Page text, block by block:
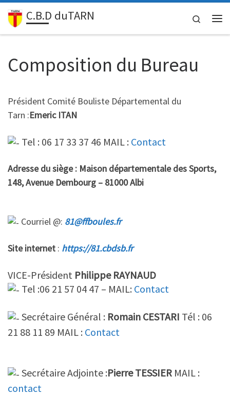
Passer au contenu
C.B.D duTARN
Search
Composition du Bureau
Président Comité Bouliste Départemental du
Tarn :Emeric ITAN
Tel : 06 17 33 37 46 MAIL : Contact
Adresse du siège : Maison départementale des Sports,
148, Avenue Dembourg – 81000 Albi
Courriel @: 81@ffboules.fr
Site internet : https://81.cbdsb.fr
VICE-Président Philippe RAYNAUD
Tel :06 21 57 04 47 – MAIL: Contact
Secrétaire Général : Romain CESTARI Tél : 06
21 88 11 89 MAIL : Contact
Secrétaire Adjointe :Pierre TESSIER MAIL :
contact